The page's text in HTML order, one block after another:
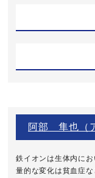
阿部 隼也（
鉄イオンは生体内に
量的な変化は貧血症